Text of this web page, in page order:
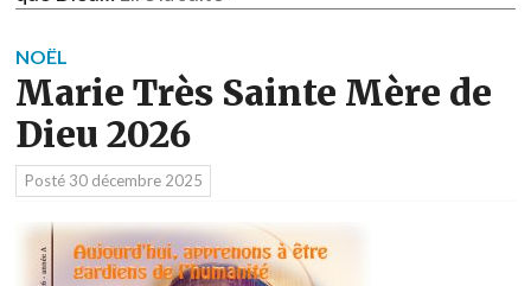
NOËL
Marie Très Sainte Mère de
Dieu 2026
Posté 30 décembre 2025